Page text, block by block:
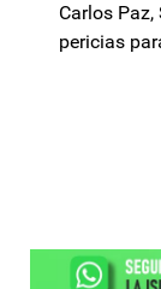
Carlos
pericias